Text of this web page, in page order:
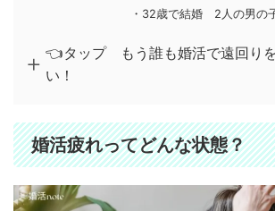
・32歳で結婚 2人の男の
👈タップ もう誰も婚活で遠回り
い！
婚活疲れってどんな状態？